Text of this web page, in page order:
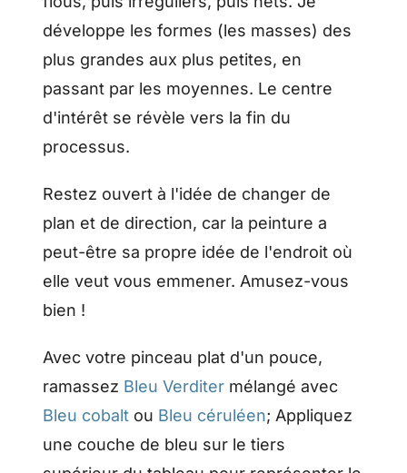
développe les formes (les masses) des
plus grandes aux plus petites, en
passant par les moyennes. Le centre
d'intérêt se révèle vers la fin du
processus.
Restez ouvert à l'idée de changer de
plan et de direction, car la peinture a
peut-être sa propre idée de l'endroit où
elle veut vous emmener. Amusez-vous
bien !
Avec votre pinceau plat d'un pouce,
ramassez Bleu Verditer mélangé avec
Bleu cobalt ou Bleu céruléen; Appliquez
une couche de bleu sur le tiers